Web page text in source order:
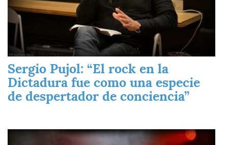
Sergio Pujol: “El rock en la
Dictadura fue como una especie
de despertador de conciencia”
Imagen